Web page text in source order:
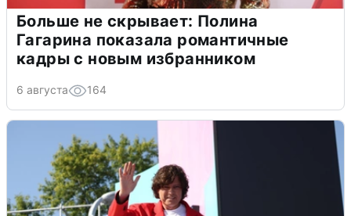
Больше не скрывает: Полина
Гагарина показала романтичные
кадры с новым избранником
6 августа 164